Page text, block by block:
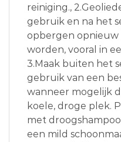
reiniging.,
gebruik en na het
opbergen opnieuw
worden, vooral in
3.Maak buiten het
gebruik van een
wanneer mogelijk
koele, droge plek.
met
een mild